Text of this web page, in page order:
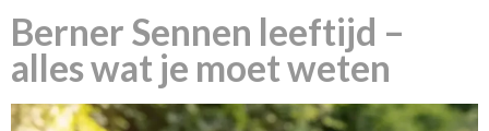
Berner Sennen leeftijd –
alles wat je moet weten